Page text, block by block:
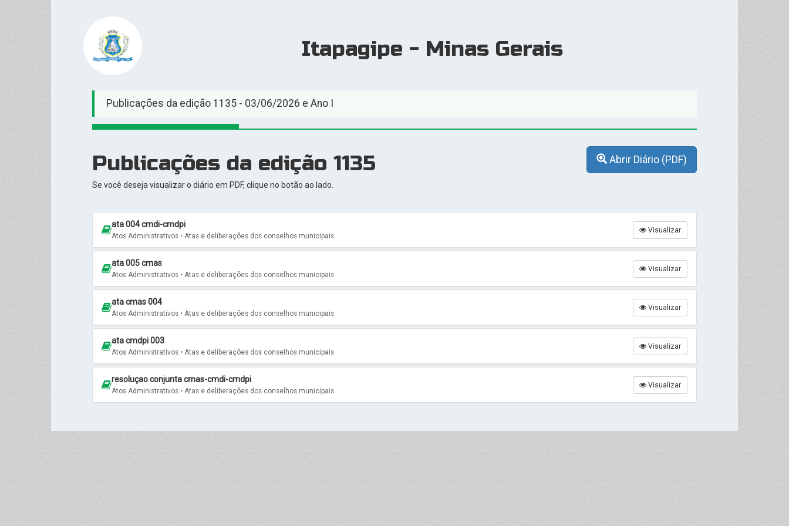
Itapagipe - Minas Gerais
Publicações da edição 1135 - 03/06/2026 e Ano I
Publicações da edição 1135
Se você deseja visualizar o diário em PDF, clique no botão ao lado.
Abrir Diário (PDF)
ata 004 cmdi-cmdpi
Atos Administrativos • Atas e deliberações dos conselhos municipais
Visualizar
ata 005 cmas
Atos Administrativos • Atas e deliberações dos conselhos municipais
Visualizar
ata cmas 004
Atos Administrativos • Atas e deliberações dos conselhos municipais
Visualizar
ata cmdpi 003
Atos Administrativos • Atas e deliberações dos conselhos municipais
Visualizar
resoluçao conjunta cmas-cmdi-cmdpi
Atos Administrativos • Atas e deliberações dos conselhos municipais
Visualizar